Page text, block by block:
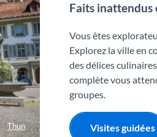
Thun
Faits inattendus
Vous êtes
Explorez la ville en
des délices
complète vous
groupes.
Visites guidées